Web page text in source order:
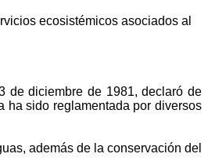
ecosistémicos asociados al
de diciembre de 1981, declaró de
ha sido reglamentada por diversos
además de la conservación del